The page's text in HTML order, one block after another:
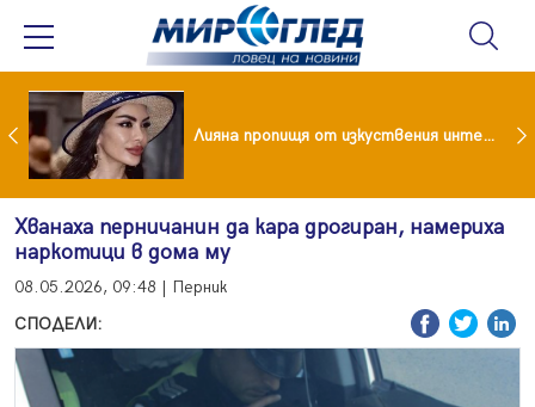
Популярен риалити герой заряза жена си заради друга Лияна пропищя от изкуствения интелект
Хванаха перничанин да кара дрогиран, намериха
наркотици в дома му
08.05.2026, 09:48 | Перник
СПОДЕЛИ: